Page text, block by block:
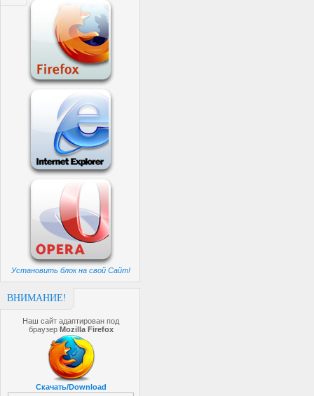
Установить блок на свой Сайт!
ВНИМАНИЕ!
Наш сайт адаптирован под
браузер Mozilla Firefox
Скачать/Download